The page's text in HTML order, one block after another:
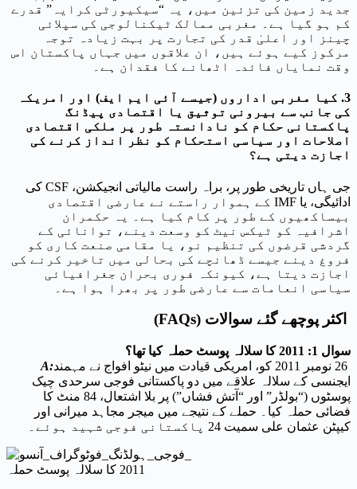
جدید زمین کی تزئین میں، یہ “سیکیورٹی کرایہ” قدرے
کم ہو گیا ہے۔ مغربی ممالک ٹیکنالوجی کی سپلائی
چینز اور اعلیٰ قدر کی تجارت پر بہت زیادہ توجہ
مرکوز کیے ہوئے ہیں، ان علاقوں میں جہاں پاکستان اس
وقت نمایاں فائدہ اٹھانے کا فقدان ہے۔
3. کیا مغربی اداروں (جیسے آئی ایم ایف) اور امریکہ
کی جانب سے بیرونی توثیق یا اقتصادی پیڈنگ
پاکستانی حکام کو نادانستہ طور پر ملکی اقتصادی
اصلاحات اور سیاسی استحکام کو نظر انداز کرنے کی
اجازت دیتی ہے؟
جی ہاں تاریخی طور پر، براہ راست مالیاتی انجیکشن، CSF کی
ادائیگی، یا IMF کے ہموار راستے نے عارضی اقتصادی
بیساکھیوں کے طور پر کام کیا ہے۔ یہ حکمران
اشرافیہ کو ٹیکس نیٹ کو وسعت دینے، توانائی کے
گردشی قرضوں کی تنظیم نو، یا مقامی صنعت کاری کو
فروغ دینے جیسے ڈھانچے کی بحالی میں تاخیر کرنے کی
اجازت دیتا ہے، کیونکہ فوری بحران جغرافیائی
سیاسی انعامات سے عارضی طور پر بھرا ہوا ہے۔
اکثر پوچھے گئے سوالات (FAQs)
سوال 1: 2011 کا سلالہ پوسٹ حملہ کیا تھا؟
A:26 نومبر 2011 کو، امریکی قیادت میں نیٹو افواج نے مہمند
ایجنسی کے سلالہ علاقے میں دو پاکستانی فوجی سرحدی چیک
پوسٹوں (“بولڈر” اور “آتش فشاں”) پر بلا اشتعال، 84 منٹ کا
فضائی حملہ کیا۔ حملے کے نتیجے میں میجر مجاہد میرانی اور
کیپٹن عثمان علی سمیت 24 پاکستانی فوجی شہید ہوئے۔
2011 کا سلالہ پوسٹ حملہ